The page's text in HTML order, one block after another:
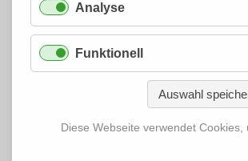
Analyse
Funktionell
Auswahl
Diese Webseite verwendet